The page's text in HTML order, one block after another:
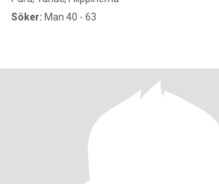
Söker: Man 40 - 63